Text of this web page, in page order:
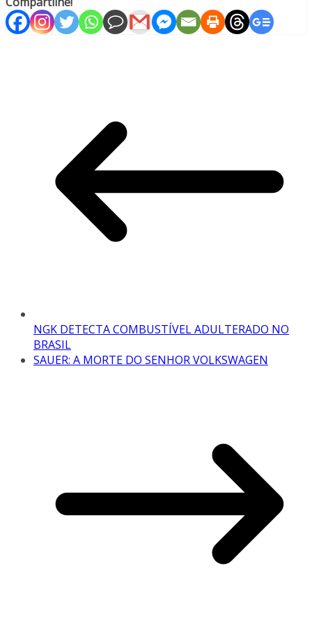
NGK DETECTA COMBUSTÍVEL ADULTERADO NO
BRASIL
SAUER: A MORTE DO SENHOR VOLKSWAGEN